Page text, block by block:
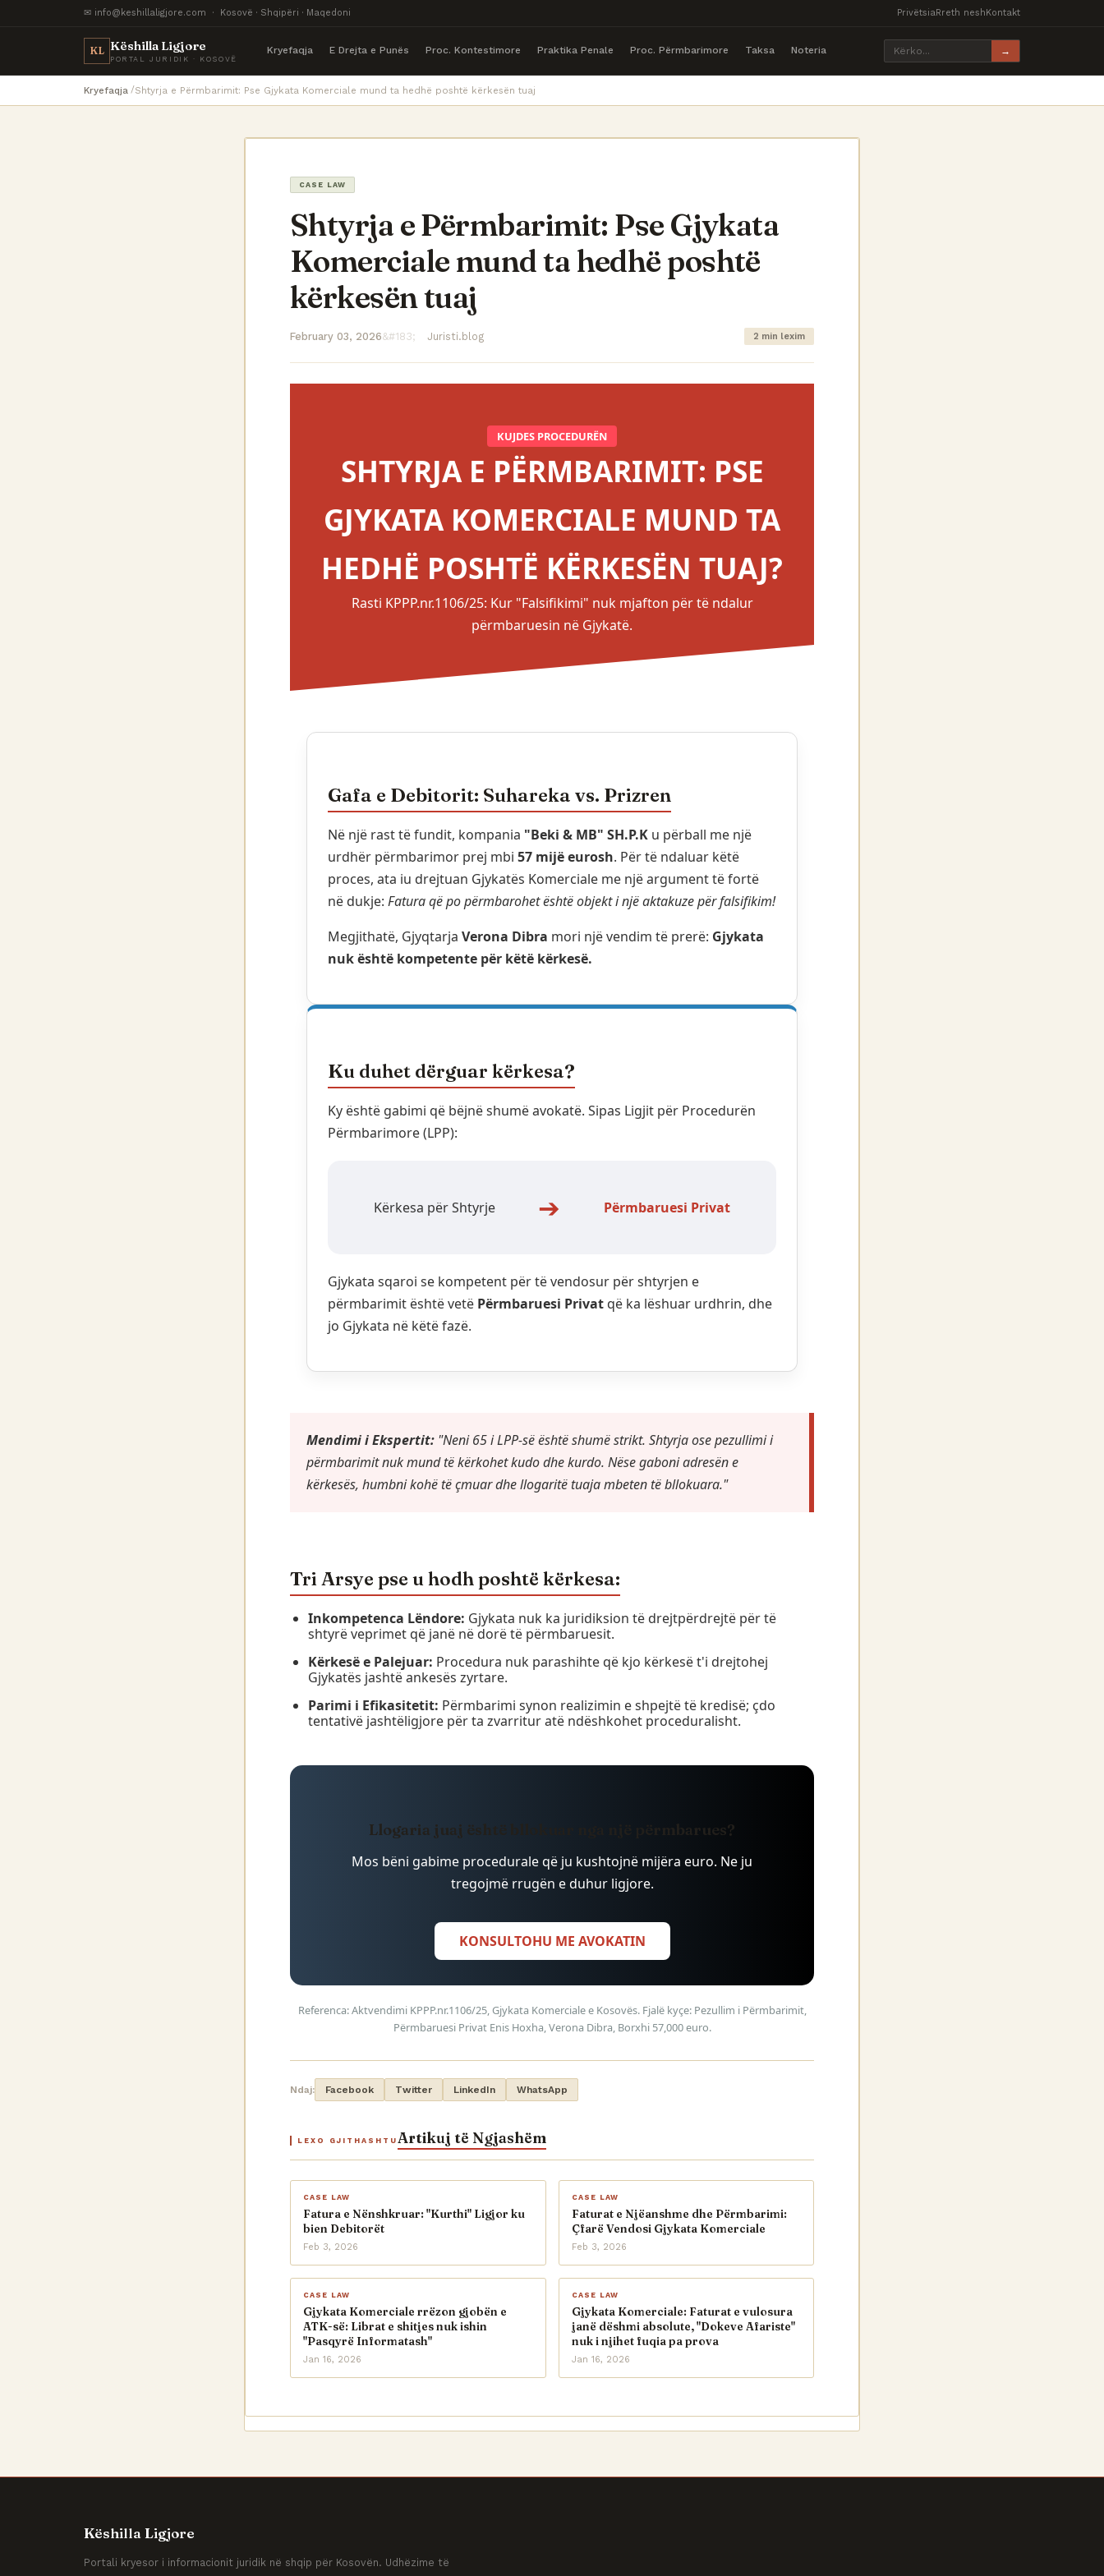
✉ info@keshillaligjore.com · Kosovë · Shqipëri · Maqedoni PrivëtsiaRreth neshKontakt
KL Këshilla Ligjore
PORTAL JURIDIK · KOSOVË
Kryefaqja E Drejta e Punës Proc. Kontestimore Praktika Penale Proc. Përmbarimore Taksa Noteria →
Kryefaqja Shtyrja e Përmbarimit: Pse Gjykata Komerciale mund ta hedhë poshtë kërkesën tuaj
CASE LAW
Shtyrja e Përmbarimit: Pse Gjykata
Komerciale mund ta hedhë poshtë
kërkesën tuaj
February 03, 2026 Juristi.blog 2 min lexim
KUJDES PROCEDURËN
SHTYRJA E PËRMBARIMIT: PSE
GJYKATA KOMERCIALE MUND TA
HEDHË POSHTË KËRKESËN TUAJ?
Rasti KPPP.nr.1106/25: Kur "Falsifikimi" nuk mjafton për të ndalur
përmbaruesin në Gjykatë.
Gafa e Debitorit: Suhareka vs. Prizren
Në një rast të fundit, kompania "Beki & MB" SH.P.K u përball me një
urdhër përmbarimor prej mbi 57 mijë eurosh. Për të ndaluar këtë
proces, ata iu drejtuan Gjykatës Komerciale me një argument të fortë
në dukje: Fatura që po përmbarohet është objekt i një aktakuze për falsifikim!
Megjithatë, Gjyqtarja Verona Dibra mori një vendim të prerë: Gjykata
nuk është kompetente për këtë kërkesë.
Ku duhet dërguar kërkesa?
Ky është gabimi që bëjnë shumë avokatë. Sipas Ligjit për Procedurën
Përmbarimore (LPP):
Kërkesa për Shtyrje ➔ Përmbaruesi Privat
Gjykata sqaroi se kompetent për të vendosur për shtyrjen e
përmbarimit është vetë Përmbaruesi Privat që ka lëshuar urdhrin, dhe
jo Gjykata në këtë fazë.
Mendimi i Ekspertit: "Neni 65 i LPP-së është shumë strikt. Shtyrja ose pezullimi i
përmbarimit nuk mund të kërkohet kudo dhe kurdo. Nëse gaboni adresën e
kërkesës, humbni kohë të çmuar dhe llogaritë tuaja mbeten të bllokuara."
Tri Arsye pse u hodh poshtë kërkesa:
Inkompetenca Lëndore: Gjykata nuk ka juridiksion të drejtpërdrejtë për të
shtyrë veprimet që janë në dorë të përmbaruesit.
Kërkesë e Palejuar: Procedura nuk parashihte që kjo kërkesë t'i drejtohej
Gjykatës jashtë ankesës zyrtare.
Parimi i Efikasitetit: Përmbarimi synon realizimin e shpejtë të kredisë; çdo
tentativë jashtëligjore për ta zvarritur atë ndëshkohet proceduralisht.
Llogaria juaj është bllokuar nga një përmbarues?
Mos bëni gabime procedurale që ju kushtojnë mijëra euro. Ne ju
tregojmë rrugën e duhur ligjore.
KONSULTOHU ME AVOKATIN
Referenca: Aktvendimi KPPP.nr.1106/25, Gjykata Komerciale e Kosovës. Fjalë kyçe: Pezullim i Përmbarimit,
Përmbaruesi Privat Enis Hoxha, Verona Dibra, Borxhi 57,000 euro.
Ndaj: Facebook Twitter LinkedIn WhatsApp
LEXO GJITHASHTU Artikuj të Ngjashëm
CASE LAW
Fatura e Nënshkruar: "Kurthi" Ligjor ku
bien Debitorët
Feb 3, 2026
CASE LAW
Faturat e Njëanshme dhe Përmbarimi:
Çfarë Vendosi Gjykata Komerciale
Feb 3, 2026
CASE LAW
Gjykata Komerciale rrëzon gjobën e
ATK-së: Librat e shitjes nuk ishin
"Pasqyrë Informatash"
Jan 16, 2026
CASE LAW
Gjykata Komerciale: Faturat e vulosura
janë dëshmi absolute, "Dokeve Afariste"
nuk i njihet fuqia pa prova
Jan 16, 2026
Këshilla Ligjore
Portali kryesor i informacionit juridik në shqip për Kosovën. Udhëzime të